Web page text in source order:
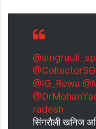
@singrauli_sp
@IG_Rewa
radesh
सिंगरौली खनिज